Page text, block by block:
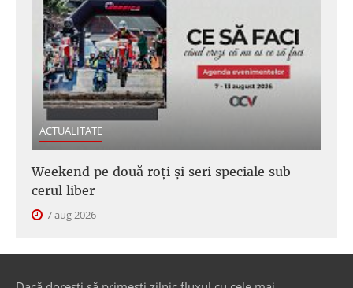
ACTUALITATE
Weekend pe două roți și seri speciale sub
cerul liber
7 aug 2026